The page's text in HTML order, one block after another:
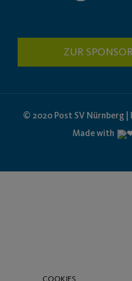
ZUR
© 2020 Post SV Nürnberg |
Made with
COOKIES